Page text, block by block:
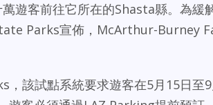
遊客前往它所在的Shasta縣。為緩
Parks宣佈，McArthur-Burney
該試點系統要求遊客在5月15日至